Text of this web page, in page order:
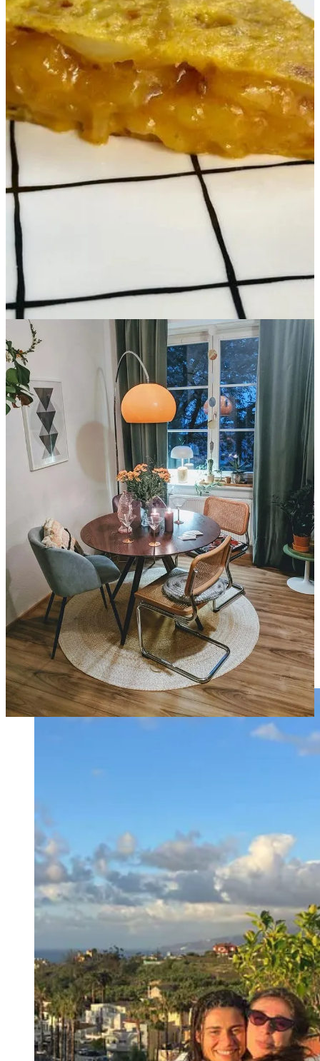
Ignacio me preguntó que de qué carajo hablo en mi podcast, así que
como Paloma está suscrita, le dije:tía, explícalo tú.
Y le dijo a su hermano dos cosas.
lo que ves es lo que hay
, señalándome con el dedo.
Paloma me conoce desde hace ocho años y cuando escucha mis
episodios sabe que son episodios, pero podrían ser los audios de 8
minutos que le envío cada semana hablándome de mis dramas,
anécdotas, pensamientos más profundos o reflexiones.
La mayoría de la gente y de creadores de contenido online tienen
una “façade persona” cuando aparecen en público o en su contenido
que es diferente a cuando hablas con ellos directamente, cara a cara,
en persona.
Por eso muchas veces te encuentras a una persona completamente
diferente cuando reservas una sesión de terapia, un curso de yoga o
compras una clase de español. En mi caso, si me conocieras
personalmente, nunca notarías esta diferencia porque me resulta
física y psicológicamente imposible no ser yo misma en todo lo que
hago. En este caso: el podcast.
¿Sobre mi forma de hablar, articular, modular? Lo mismo.
Yo no hablo con pausas innecesarias, artificiales para facilitarle la
vida a los estudiantes. No meto silencios falsos para que “se
entienda mejor”. Antes me muero. Eso en términos de ritmo y
velocidad. Paloma escucha mi podcast a la velocidad por defecto, no
necesita ponerlo a x2.
Entonces: los grabo como si estuviera pensando en voz alta,
hablándome a mí misma, y por eso la gente que empieza pagando
una suscripción mensual de prueba decide quedarse. Una vez que
entras, te prometo que no quieres salir.
El segundo comentario de Paloma:lo que Claudia enseña no se
enseña en los másters para profes de español.
Paloma tiene dos másters para profes, así que puede hablar con
criterio. Yo solo tengo uno. Dije:uno ya me basta, porque con lo
que me enseñan aquí no voy a ningún lado.
Por suerte, vivimos en la era de internet, así que todo lo que aprendí
lo aprendí por mi cuenta. Artículos de universidad, vídeos de
Youtube, foros donde la gente discute.
Por suerte también, soy una persona que sale a la calle, que habla
con la gente y que se relaciona (con conflictos incluidos), así que
todo lo que escucho, observo y aprendo también te lo transmito, así
que te doy este valor crudo de la pronunciación en español. El valor
de la pronunciación en un mundo incontrolable.